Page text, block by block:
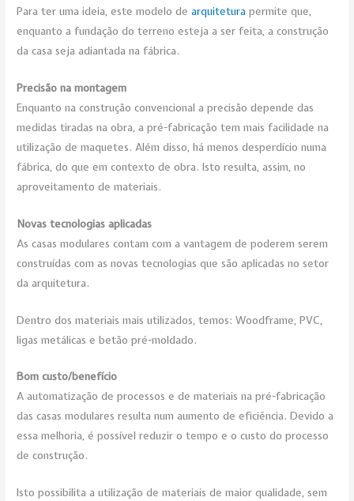
Para ter uma ideia, este modelo dearquitetura permite que,
enquanto a fundação do terreno esteja a ser feita, a construção
da casa seja adiantada na fábrica.
Precisão na montagem
Enquanto na construção convencional a precisão depende das
medidas tiradas na obra, a pré-fabricação tem mais facilidade na
utilização de maquetes. Além disso, há menos desperdício numa
fábrica, do que em contexto de obra. Isto resulta, assim, no
aproveitamento de materiais.
Novas tecnologias aplicadas
As casas modulares contam com a vantagem de poderem serem
construídas com as novas tecnologias que são aplicadas no setor
da arquitetura.
Dentro dos materiais mais utilizados, temos: Woodframe, PVC,
ligas metálicas e betão pré-moldado.
Bom custo/benefício
A automatização de processos e de materiais na pré-fabricação
das casas modulares resulta num aumento de eficiência. Devido a
essa melhoria, é possível reduzir o tempo e o custo do processo
de construção.
Isto possibilita a utilização de materiais de maior qualidade, sem